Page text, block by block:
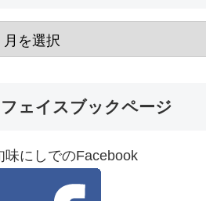
フェイスブックページ
味にしでのFacebook